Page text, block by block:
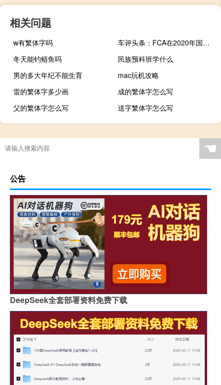
相关问题
w有繁体字吗
车评头条：FCA在2020年国际消费电子展上嘲笑克莱斯勒气流视觉概念
冬天能钓鲢鱼吗
民族预科班学什么
男的多大年纪不能生育
mac玩机攻略
雷的繁体字多少画
成的繁体字怎么写
父的繁体字怎么写
送字繁体字怎么写
☚
公告
DeepSeek全套部署资料免费下载